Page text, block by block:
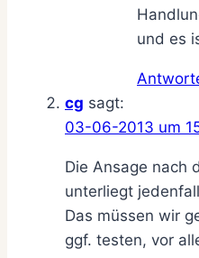
und es
cg sagt:
03-06-2013 um
Die Ansage nach
unterliegt
Das müssen wir
ggf. testen, vor